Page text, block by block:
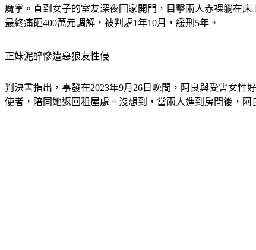
魔掌。直到女子的室友深夜回家開門，目擊兩人赤裸躺在
最終痛砸400萬元調解，被判處1年10月，緩刑5年。
正妹泥醉慘遭惡狼友性侵
判決書指出，事發在2023年9月26日晚間，阿良與受害女
使者，陪同她返回租屋處。沒想到，當兩人進到房間後，